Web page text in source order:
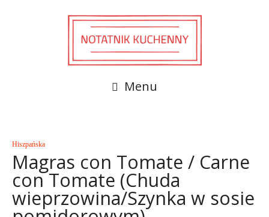
Menu
Hiszpańska
Magras con Tomate / Carne
con Tomate (Chuda
wieprzowina/Szynka w sosie